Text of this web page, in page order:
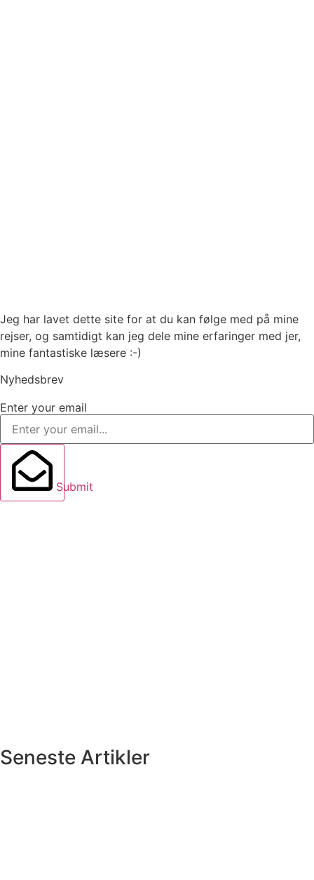
Jeg har lavet dette site for at du kan følge med på mine
rejser, og samtidigt kan jeg dele mine erfaringer med jer,
mine fantastiske læsere :-)
Nyhedsbrev
Enter your email
Submit
Seneste Artikler